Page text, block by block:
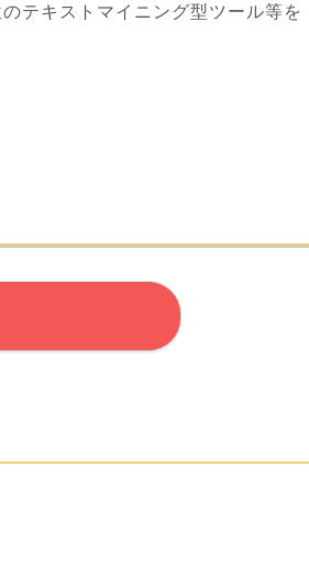
テキストマイニング型ツール等を